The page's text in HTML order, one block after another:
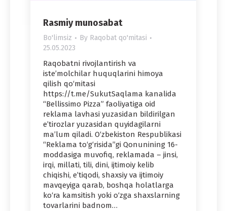
Rasmiy munosabat
Bo'limsiz By Raqobat qo'mitasi
25.05.2023
Raqobatni rivojlantirish va
iste’molchilar huquqlarini himoya
qilish qo‘mitasi
https://t.me/SukutSaqlama kanalida
“Bellissimo Pizza” faoliyatiga oid
reklama lavhasi yuzasidan bildirilgan
e’tirozlar yuzasidan quyidagilarni
ma’lum qiladi. O‘zbekiston Respublikasi
“Reklama to‘g‘risida”gi Qonunining 16-
moddasiga muvofiq, reklamada – jinsi,
irqi, millati, tili, dini, ijtimoiy kelib
chiqishi, e’tiqodi, shaxsiy va ijtimoiy
mavqeyiga qarab, boshqa holatlarga
ko‘ra kamsitish yoki o‘zga shaxslarning
tovarlarini badnom…